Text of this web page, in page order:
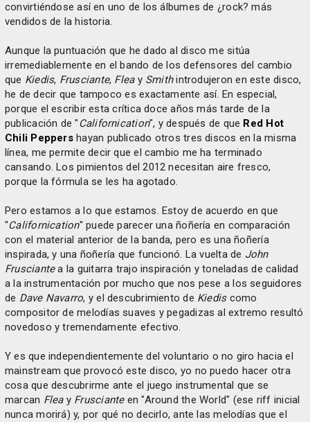
convirtiéndose así en uno de los álbumes de ¿rock? más
vendidos de la historia.
Aunque la puntuación que he dado al disco me sitúa
irremediablemente en el bando de los defensores del cambio
que Kiedis, Frusciante, Fleay Smithintrodujeron en este disco,
he de decir que tampoco es exactamente así. En especial,
porque el escribir esta crítica doce años más tarde de la
publicación de "Californication", y después de que Red Hot
Chili Peppershayan publicado otros tres discos en la misma
línea, me permite decir que el cambio me ha terminado
cansando. Los pimientos del 2012 necesitan aire fresco,
porque la fórmula se les ha agotado.
Pero estamos a lo que estamos. Estoy de acuerdo en que
"Californication" puede parecer una ñoñería en comparación
con el material anterior de la banda, pero es una ñoñería
inspirada, y una ñoñería que funcionó. La vuelta de John
Frusciantea la guitarra trajo inspiración y toneladas de calidad
a la instrumentación por mucho que nos pese a los seguidores
de Dave Navarro, y el descubrimiento de Kiediscomo
compositor de melodías suaves y pegadizas al extremo resultó
novedoso y tremendamente efectivo.
Y es que independientemente del voluntario o no giro hacia el
mainstream que provocó este disco, yo no puedo hacer otra
cosa que descubrirme ante el juego instrumental que se
marcan Fleay Fruscianteen "Around the World" (ese riff inicial
nunca morirá) y, por qué no decirlo, ante las melodías que el